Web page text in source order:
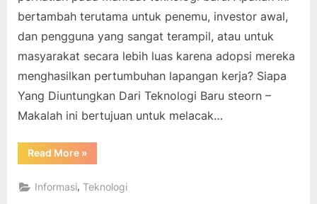
bertambah terutama untuk penemu, investor awal,
dan pengguna yang sangat terampil, atau untuk
masyarakat secara lebih luas karena adopsi mereka
menghasilkan pertumbuhan lapangan kerja? Siapa
Yang Diuntungkan Dari Teknologi Baru steorn –
Makalah ini bertujuan untuk melacak…
Read More“Siapa
Yang
Dari
Teknologi
»
Informasi,Teknologi